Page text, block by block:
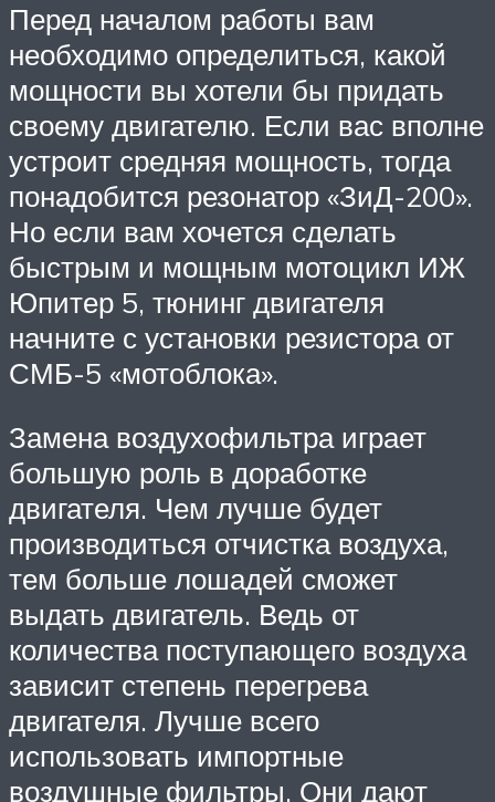
Перед началом работы вам
необходимо определиться, какой
мощности вы хотели бы придать
своему двигателю. Если вас вполне
устроит средняя мощность, тогда
понадобится резонатор «ЗиД-200».
Но если вам хочется сделать
быстрым и мощным мотоцикл ИЖ
Юпитер 5, тюнинг двигателя
начните с установки резистора от
СМБ-5 «мотоблока».
Замена воздухофильтра играет
большую роль в доработке
двигателя. Чем лучше будет
производиться отчистка воздуха,
тем больше лошадей сможет
выдать двигатель. Ведь от
количества поступающего воздуха
зависит степень перегрева
двигателя. Лучше всего
использовать импортные
воздушные фильтры. Они дают